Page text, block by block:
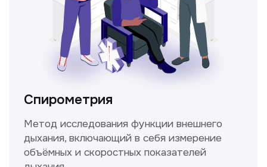
Не нашли нужную
информацию в прайсе?
Заполните форму, и мы всё
уточним!